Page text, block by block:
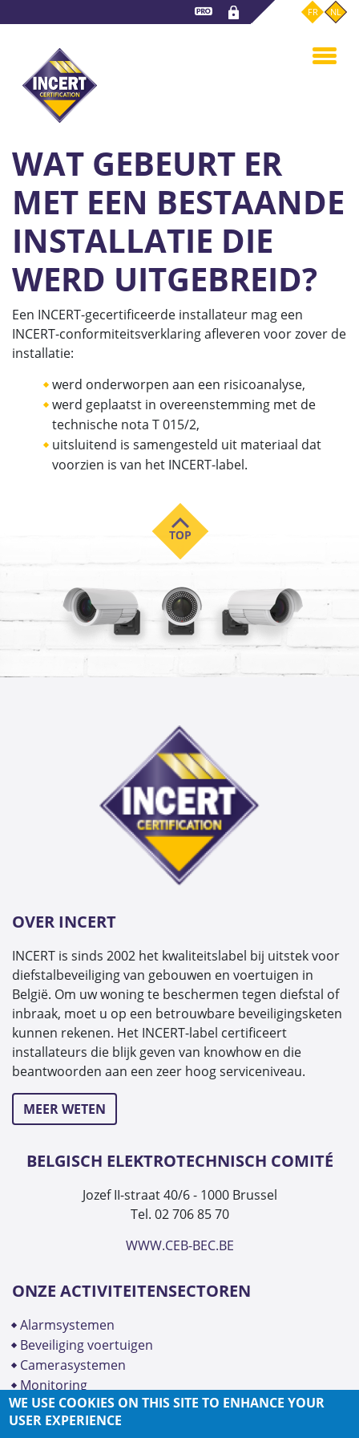
en
inhoud
FR NL
WAT GEBEURT ER
MET EEN BESTAANDE
INSTALLATIE DIE
WERD UITGEBREID?
Een INCERT-gecertificeerde installateur mag een
INCERT-conformiteitsverklaring afleveren voor zover de
installatie:
werd onderworpen aan een risicoanalyse,
werd geplaatst in overeenstemming met de
technische nota T 015/2,
uitsluitend is samengesteld uit materiaal dat
voorzien is van het INCERT-label.
OVER INCERT
INCERT is sinds 2002 het kwaliteitslabel bij uitstek voor
diefstalbeveiliging van gebouwen en voertuigen in
België. Om uw woning te beschermen tegen diefstal of
inbraak, moet u op een betrouwbare beveiligingsketen
kunnen rekenen. Het INCERT-label certificeert
installateurs die blijk geven van knowhow en die
beantwoorden aan een zeer hoog serviceniveau.
MEER WETEN
BELGISCH ELEKTROTECHNISCH COMITÉ
Jozef II-straat 40/6 - 1000 Brussel
Tel. 02 706 85 70
WWW.CEB-BEC.BE
ONZE ACTIVITEITENSECTOREN
alarmsystemen
beveiliging voertuigen
camerasystemen
monitoring
WE USE COOKIES ON THIS SITE TO ENHANCE YOUR
USER EXPERIENCE